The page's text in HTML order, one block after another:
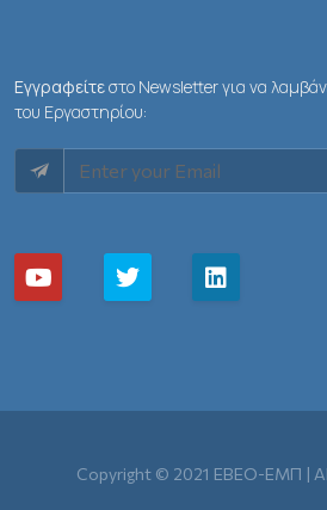
Εγγραφείτεστο Newsletter για να
του Εργαστηρίου:
Copyright © 2021 ΕΒΕΟ-ΕΜΠ |